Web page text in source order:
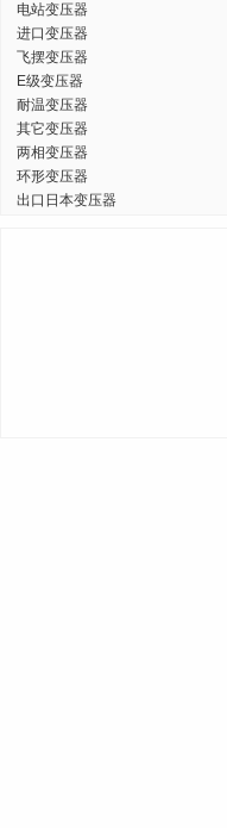
电站变压器
进口变压器
飞摆变压器
E级变压器
耐温变压器
其它变压器
两相变压器
环形变压器
出口日本变压器